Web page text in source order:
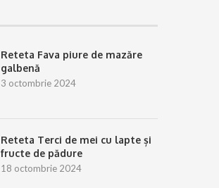
Reteta Fava piure de mazăre
galbenă
3 octombrie 2024
Reteta Terci de mei cu lapte și
fructe de pădure
18 octombrie 2024